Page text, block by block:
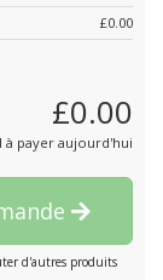
£0.00
£0.00
à payer aujourd'hui
d'autres produits